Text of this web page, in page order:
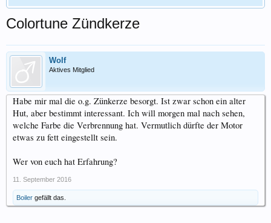
Colortune Zündkerze
Wolf
Aktives Mitglied
Habe mir mal die o.g. Zünkerze besorgt. Ist zwar schon ein alter
Hut, aber bestimmt interessant. Ich will morgen mal nach sehen,
welche Farbe die Verbrennung hat. Vermutlich dürfte der Motor
etwas zu fett eingestellt sein.
Wer von euch hat Erfahrung?
11. September 2016
Boiler gefällt das.